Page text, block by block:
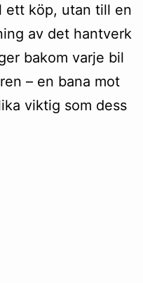
ett köp, utan till en
av det hantverk
bakom varje bil
– en bana mot
viktig som dess